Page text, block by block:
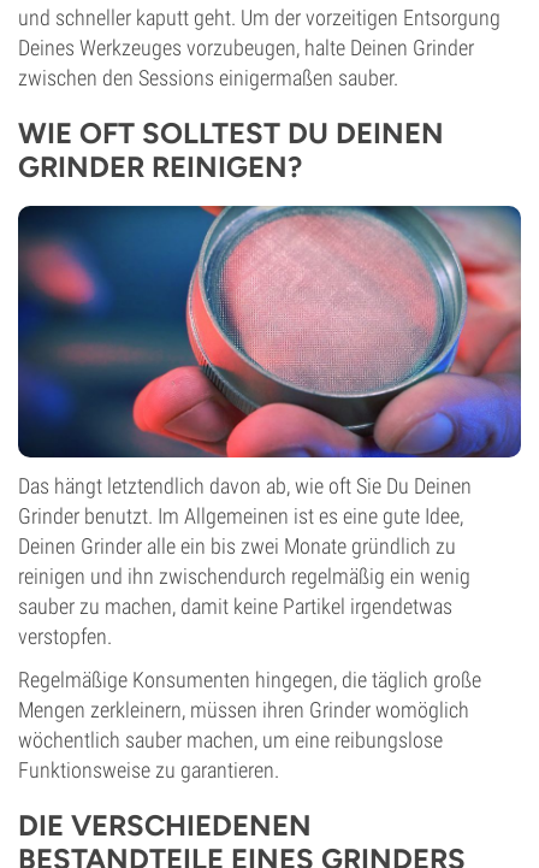
und schneller kaputt geht. Um der vorzeitigen Entsorgung
Deines Werkzeuges vorzubeugen, halte Deinen Grinder
zwischen den Sessions einigermaßen sauber.
WIE OFT SOLLTEST DU DEINEN
GRINDER REINIGEN?
Das hängt letztendlich davon ab, wie oft Sie Du Deinen
Grinder benutzt. Im Allgemeinen ist es eine gute Idee,
Deinen Grinder alle ein bis zwei Monate gründlich zu
reinigen und ihn zwischendurch regelmäßig ein wenig
sauber zu machen, damit keine Partikel irgendetwas
verstopfen.
Regelmäßige Konsumenten hingegen, die täglich große
Mengen zerkleinern, müssen ihren Grinder womöglich
wöchentlich sauber machen, um eine reibungslose
Funktionsweise zu garantieren.
DIE VERSCHIEDENEN
BESTANDTEILE EINES GRINDERS